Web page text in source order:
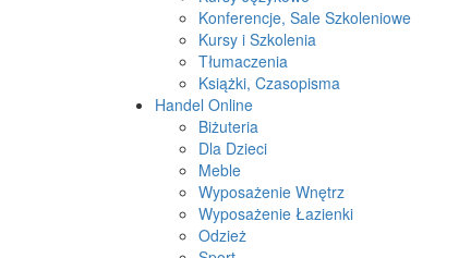
Konferencje, Sale Szkoleniowe
Kursy i Szkolenia
Tłumaczenia
Książki, Czasopisma
Handel Online
Biżuteria
Dla Dzieci
Meble
Wyposażenie Wnętrz
Wyposażenie Łazienki
Odzież